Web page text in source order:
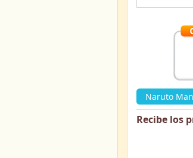
Naruto
Recibe los